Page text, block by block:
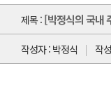
제목 : [박정식의 국내
작성자 : 박정식 작